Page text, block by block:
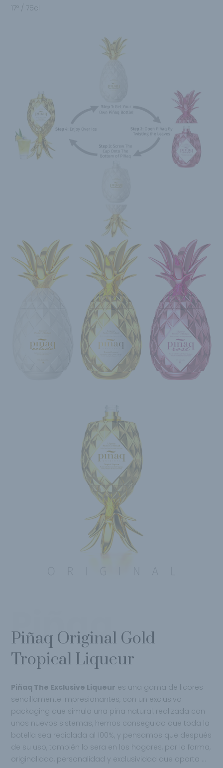
17º / 75cl
Piñaq
Piñaq Original Gold
Tropical Liqueur
Piñaq The Exclusive Liqueur es una gama de licores
sencillamente impresionantes, con un exclusivo
packaging que simula una piña natural, realizada con
unos nuevos sistemas, hemos conseguido que toda la
botella sea reciclada al 100%, y pensamos que después
de su uso, también lo sera en los hogares, por la forma,
originalidad, personalidad y exclusividad que aporta …